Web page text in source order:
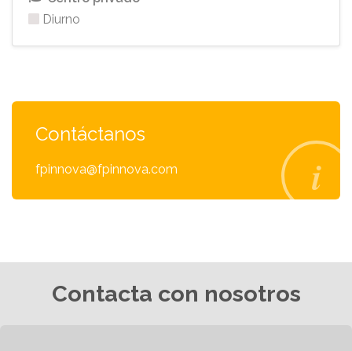
Diurno
Contáctanos
fpinnova@fpinnova.com
Contacta con nosotros